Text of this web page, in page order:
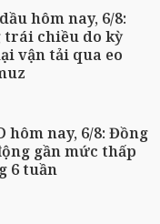
hôm nay, 6/8:
trái chiều do kỳ
vận tải qua eo
hôm nay, 6/8: Đồng
gần mức thấp
6 tuần